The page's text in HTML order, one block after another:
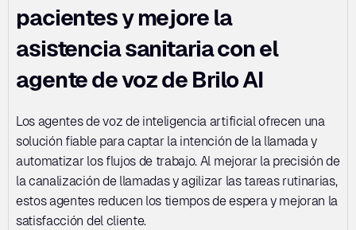
pacientes y mejore la
asistencia sanitaria con el
agente de voz de Brilo AI
Los agentes de voz de inteligencia artificial ofrecen una
solución fiable para captar la intención de la llamada y
automatizar los flujos de trabajo. Al mejorar la precisión de
la canalización de llamadas y agilizar las tareas rutinarias,
estos agentes reducen los tiempos de espera y mejoran la
satisfacción del cliente.